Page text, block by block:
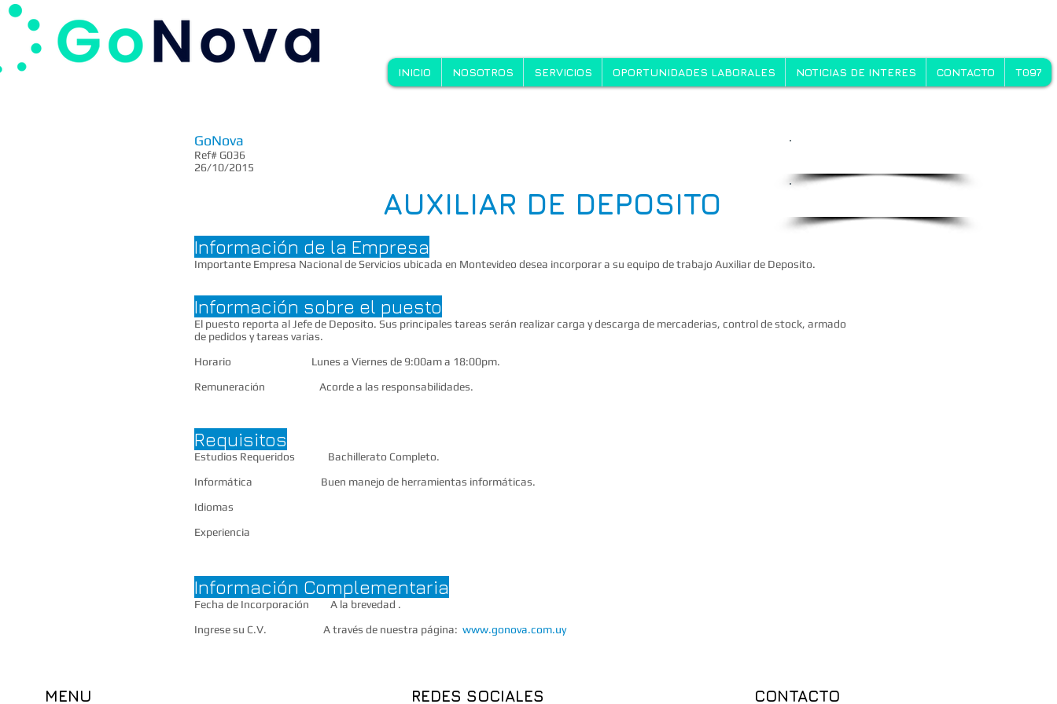
INICIO NOSOTROS SERVICIOS OPORTUNIDADES LABORALES NOTICIAS DE INTERES CONTACTO T097
GoNova
Ref# G036
26/10/2015
AUXILIAR DE DEPOSITO
Información de la Empresa
Importante Empresa Nacional de Servicios ubicada en Montevideo desea incorporar a su equipo de trabajo Auxiliar de Deposito.
Información sobre el puesto
El puesto reporta al Jefe de Deposito. Sus principales tareas serán realizar carga y descarga de mercaderias, control de stock, armado
de pedidos y tareas varias.
Horario Lunes a Viernes de 9:00am a 18:00pm.
Remuneración Acorde a las responsabilidades.
Requisitos
Estudios Requeridos Bachillerato Completo.
Informática Buen manejo de herramientas informáticas.
Idiomas
Experiencia
Información Complementaria
Fecha de Incorporación A la brevedad .
Ingrese su C.V. A través de nuestra página: www.gonova.com.uy
MENU REDES SOCIALES CONTACTO